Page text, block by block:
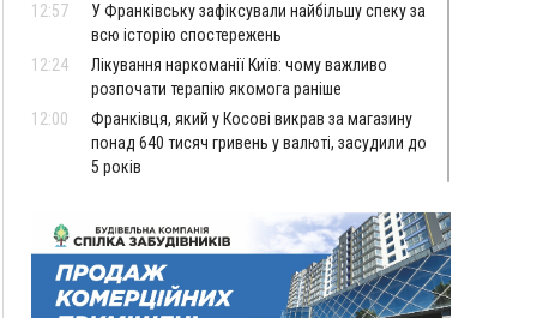
12:57
У Франківську зафіксували найбільшу спеку за
всю історію спостережень
12:24
Лікування наркоманії Київ: чому важливо
розпочати терапію якомога раніше
12:00
Франківця, який у Косові викрав за магазину
понад 640 тисяч гривень у валюті, засудили до
5 років
"Оберегу" дані про чоловіків 18–60 років
11:20
Водійка, яку на Сухомлинського побив інший
керманич, відмовилася від обвинувачення —
справу закрили